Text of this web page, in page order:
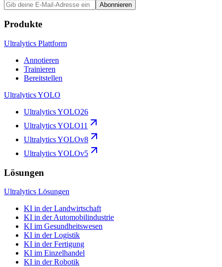
Abonnieren
Produkte
Ultralytics Plattform
Annotieren
Trainieren
Bereitstellen
Ultralytics YOLO
Ultralytics YOLO26
Ultralytics YOLO11
Ultralytics YOLOv8
Ultralytics YOLOv5
Lösungen
Ultralytics Lösungen
KI in der Landwirtschaft
KI in der Automobilindustrie
KI im Gesundheitswesen
KI in der Logistik
KI in der Fertigung
KI im Einzelhandel
KI in der Robotik